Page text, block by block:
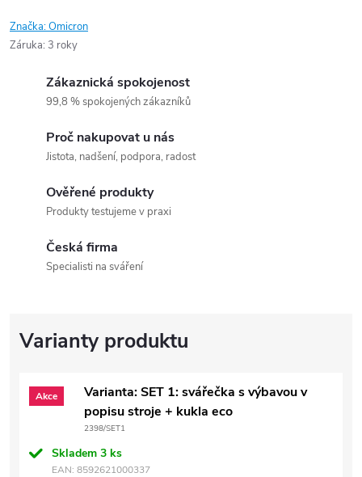
Značka:Omicron
Záruka: 3 roky
Zákaznická spokojenost
99,8 % spokojených zákazníků
Proč nakupovat u nás
Jistota, nadšení, podpora, radost
Ověřené produkty
Produkty testujeme v praxi
Česká firma
Specialisti na sváření
Akce
Varianta: SET 1: svářečka s výbavou v
popisu stroje + kukla eco
2398/SET1
Skladem 3 ks
EAN: 8592621000337